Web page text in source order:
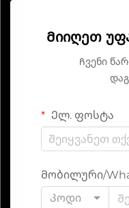
Მიიღეთ
Ჩვენი
Ელ. ფოსტა
Მობილური/
Კოდი